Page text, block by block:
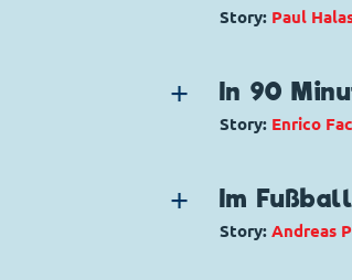
Originaltitel:
Seitenanzahl: 64
Story: Paul
Charaktere:
Originaltitel:
Seitenanzahl: 30
In 90
Story: Enrico
Charaktere:
Originaltitel:
Im
Story: Andreas